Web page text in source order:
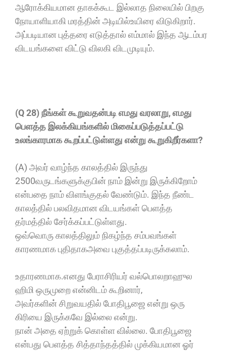
ஆரோக்கியமான தாகக்கூட இல்லாத நிலையில் பிறகு
நோயாளியாகி மரத்தின் அடியில்உயிரை விடுகிறார்.
அப்படியான புத்தரை எடுத்தால் எம்மால் இந்த ஆடம்பர
விடயங்களை விட்டு விலகி விடமுடியும்.
(Q 28) நீங்கள் கூறுவதன்படி எமது வரலாறு, எமது
பெளத்த இலக்கியங்களில் மிகைப்படுத்தப்பட்டு
உலங்காரமாக கூறப்பட்டுள்ளது என்று கூறுகிறீர்களா?
(A) அவர் வாழ்ந்த காலத்தில் இருந்து
2500வருடங்களுக்குபின் நாம் இன்று இருக்கிறோம்
என்பதை நாம் விளங்குதல் வேண்டும். இந்த நீண்ட
காலத்தில் பலவிதமான விடயங்கள் பெளத்த
தர்மத்தில் சேர்க்கப்பட்டுள்ளது.
ஒவ்வொரு காலத்திலும் நிகழ்ந்த சம்பவங்கள்
காரணமாக புதிதாகஅவை புகுத்தப்படிருக்கலாம்.
உதாரணமாக.எனது பேராசிரியர் வல்பொலறாஹுல
ஹிமி ஒருமுறை என்னிடம் கூறினார்,
அவர்களின் சிறுவயதில் போதிபூஜை என்று ஒரு
கிரியை இருக்கவே இல்லை என்று.
நான் அதை ஏற்றுக் கொள்ள வில்லை. போதிபூஜை
என்பது பெளத்த சித்தாந்தத்தில் முக்கியமான ஓர்